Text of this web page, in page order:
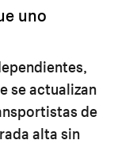
uno
se actualizan
de
alta sin